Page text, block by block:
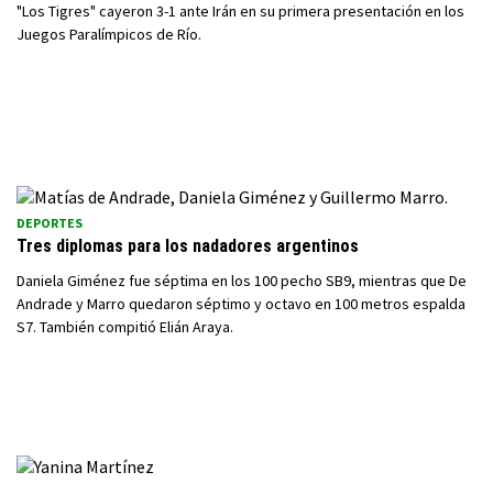
"Los Tigres" cayeron 3-1 ante Irán en su primera presentación en los
Juegos Paralímpicos de Río.
DEPORTES
Tres diplomas para los nadadores argentinos
Daniela Giménez fue séptima en los 100 pecho SB9, mientras que De
Andrade y Marro quedaron séptimo y octavo en 100 metros espalda
S7. También compitió Elián Araya.